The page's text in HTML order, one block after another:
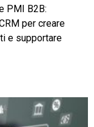
PMI B2B:
per creare
e supportare